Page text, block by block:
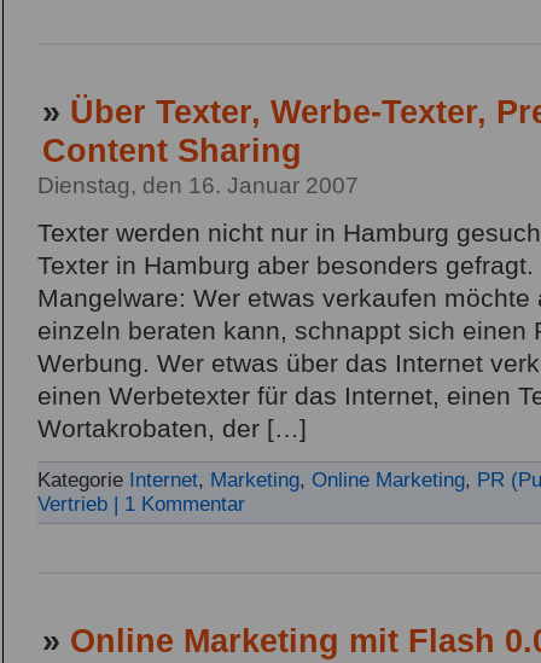
» Über Texter, Werbe-Texter,
Content Sharing
Dienstag, den 16. Januar 2007
Texter werden nicht nur in Hamburg
Texter in Hamburg aber besonders
Mangelware: Wer etwas verkaufen
einzeln beraten kann, schnappt sich einen
Werbung. Wer etwas über das Internet
einen Werbetexter für das Internet, einen
Wortakrobaten, der […]
Kategorie Internet, Marketing, Online Marketing, PR
Vertrieb
| 1 Kommentar
» Online Marketing mit Flash